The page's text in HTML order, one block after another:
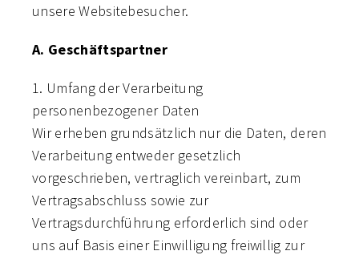
unsere Websitebesucher.
A. Geschäftspartner
1. Umfang der Verarbeitung
personenbezogener Daten
Wir erheben grundsätzlich nur die Daten, deren
Verarbeitung entweder gesetzlich
vorgeschrieben, vertraglich vereinbart, zum
Vertragsabschluss sowie zur
Vertragsdurchführung erforderlich sind oder
uns auf Basis einer Einwilligung freiwillig zur